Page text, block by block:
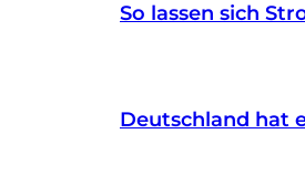
So lassen sich
Deutschland hat